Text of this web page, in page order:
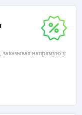
заказывая напрямую у